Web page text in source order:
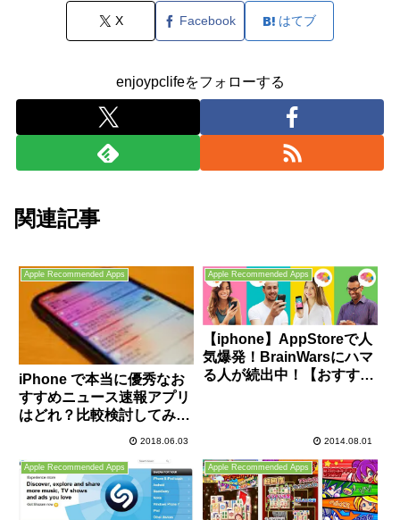
X Facebook はてブ
enjoypclifeをフォローする
関連記事
Apple Recommended Apps
iPhone で本当に優秀なお
すすめニュース速報アプリ
はどれ？比較検討してみま
2018.06.03
Apple Recommended Apps
【iphone】AppStoreで人
気爆発！BrainWarsにハマ
る人が続出中！【おすすめ
2014.08.01
Apple Recommended Apps Apple Recommended Apps